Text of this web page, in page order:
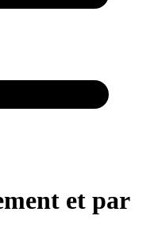
et par